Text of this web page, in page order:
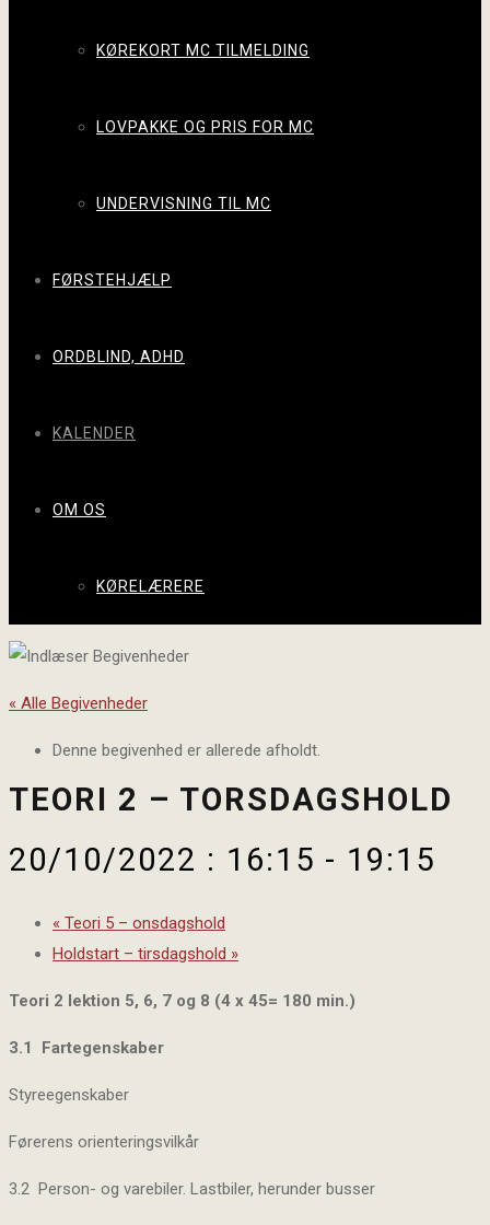
KØREKORT MC TILMELDING
LOVPAKKE OG PRIS FOR MC
UNDERVISNING TIL MC
FØRSTEHJÆLP
ORDBLIND, ADHD
KALENDER
OM OS
KØRELÆRERE
« Alle Begivenheder
Denne begivenhed er allerede afholdt.
TEORI 2 – TORSDAGSHOLD
20/10/2022 : 16:15 - 19:15
« Teori 5 – onsdagshold
Holdstart – tirsdagshold »
Teori 2 lektion 5, 6, 7 og 8 (4 x 45= 180 min.)
3.1 Fartegenskaber
Styreegenskaber
Førerens orienteringsvilkår
3.2 Person- og varebiler. Lastbiler, herunder busser